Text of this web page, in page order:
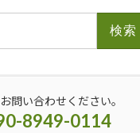
問い合わせください。
8949-0114